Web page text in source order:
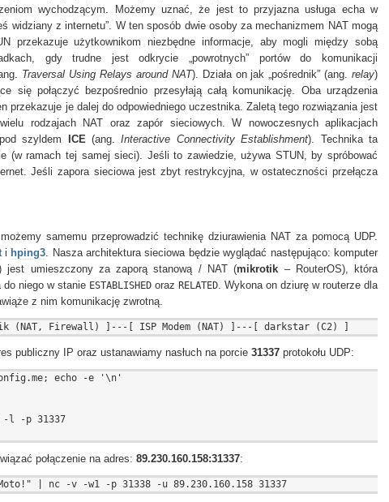
wychodzącym. Możemy uznać, że jest to przyjazna usługa echa w
widziany z internetu”. W ten sposób dwie osoby za mechanizmem NAT mogą
przekazuje użytkownikom niezbędne informacje, aby mogli między sobą
gdy trudne jest odkrycie „powrotnych” portów do komunikacji
Traversal Using Relays around NAT ). Działa on jak „pośrednik” (ang.relay)
się połączyć bezpośrednio przesyłają całą komunikację. Oba urządzenia
przekazuje je dalej do odpowiedniego uczestnika. Zaletą tego rozwiązania jest
rodzajach NAT oraz zapór sieciowych. W nowoczesnych aplikacjach
szyldem
ICE(ang.Interactive Connectivity Establishment). Technika ta
(w ramach tej samej sieci). Jeśli to zawiedzie, używa STUN, by spróbować
Jeśli zapora sieciowa jest zbyt restrykcyjna, w ostateczności przełącza
samemu przeprowadzić technikę dziurawienia NAT za pomocą UDP.
i hping3. Nasza architektura sieciowa będzie wyglądać następująco: komputer
) jest umieszczony za zaporą stanową / NAT (mikrotik – RouterOS), która
do niego w stanie ESTABLISHED oraz RELATED. Wykona on dziurę w routerze dla
z nim komunikację zwrotną.
publiczny IP oraz ustanawiamy nasłuch na porcie 31337 protokołu UDP:
echo -e '\n'
-l -p 31337
połączenie na adres: 89.230.160.158:31337: